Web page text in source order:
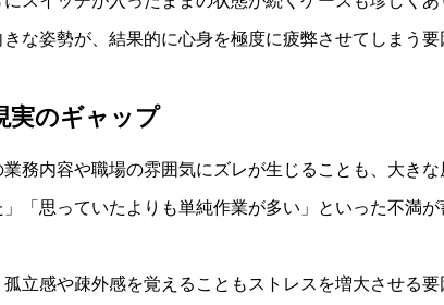
な姿勢が、結果的に心身を極度に疲弊させてしまう要
実のギャップ
務内容や職場の雰囲気にズレが生じることも、大きな
「思っていたよりも単純作業が多い」といった不満
立感や疎外感を覚えることもストレスを増大させる要